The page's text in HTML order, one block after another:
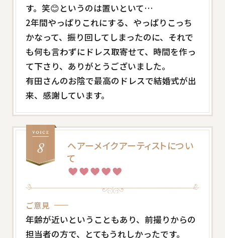
す。笑😊というのは置いといて…
2年間やっぱりこれにする、やっぱりこっち
かなって、振り回してしまったのに、それで
も何も言わずにドレス取寄せて、時間を作っ
て下さり、ありがとうございました。
有田さんのお陰で最高のドレスで結婚式が出
来、感謝しています。
ヘアーメイクアーティストについ
て
ご意見
年齢が近いということもあり、前撮りからの
担当者の方で、とてもうれしかったです。